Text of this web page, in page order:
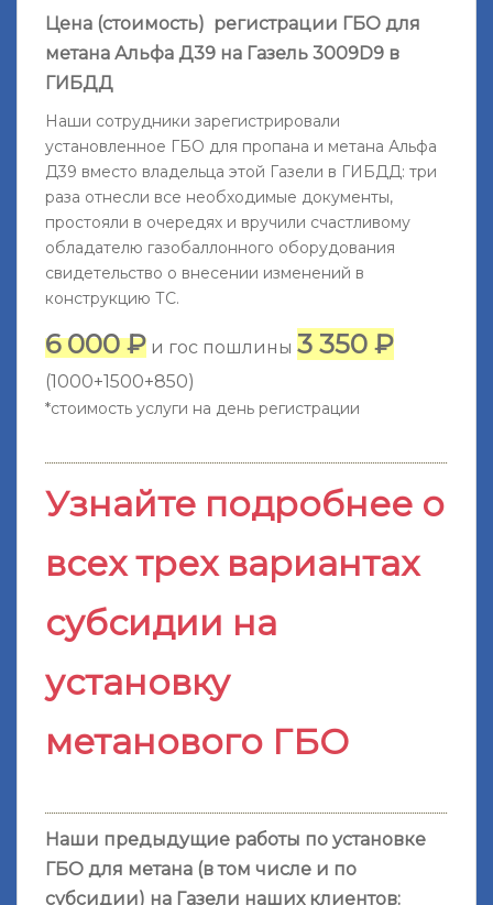
Цена (стоимость) регистрации ГБО для
метана Альфа Д39 на Газель 3009D9 в
ГИБДД
Наши сотрудники зарегистрировали
установленное ГБО для пропана и метана Альфа
Д39 вместо владельца этой Газели в ГИБДД: три
раза отнесли все необходимые документы,
простояли в очередях и вручили счастливому
обладателю газобаллонного оборудования
свидетельство о внесении изменений в
конструкцию ТС.
6 000 ₽ и гос пошлины 3 350 ₽
(1000+1500+850)
*стоимость услуги на день регистрации
Узнайте подробнее о
всех трех вариантах
субсидии на
установку
метанового ГБО
Наши предыдущие работы по установке
ГБО для метана (в том числе и по
субсидии) на Газели наших клиентов: